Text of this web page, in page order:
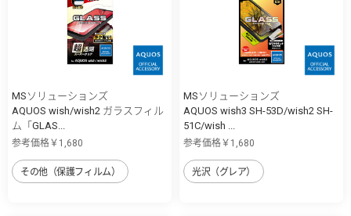
MSソリューションズ
AQUOS wish/wish2 ガラスフィル
ム「GLAS...
参考価格￥1,680
その他（保護フィルム）
MSソリューションズ
AQUOS wish3 SH-53D/wish2 SH-
51C/wish ...
参考価格￥1,680
光沢（グレア）